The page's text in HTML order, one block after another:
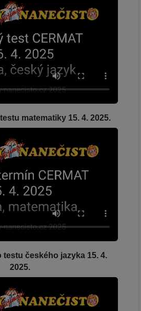
matematiky 15. 4. 2025.
testu českého jazyka 15. 4.
2025.